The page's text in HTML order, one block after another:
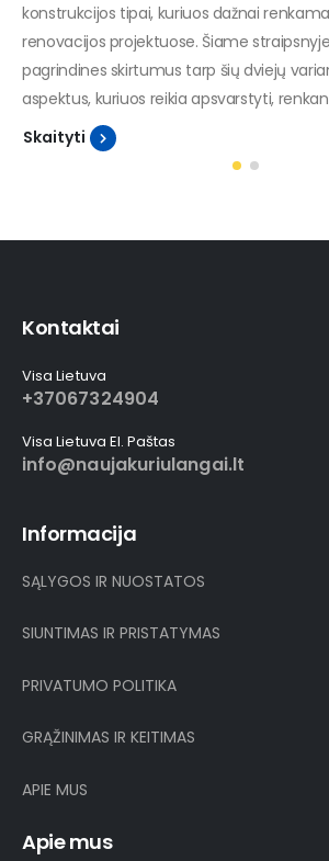
konstrukcijos tipai, kuriuos dažnai
renovacijos projektuose. Šiame
pagrindines skirtumus tarp šių dviejų
aspektus, kuriuos reikia apsvarstyti,
Skaityti
Kontaktai
Visa Lietuva
+37067324904
Visa Lietuva El. Paštas
info@naujakuriulangai.lt
Informacija
SĄLYGOS IR NUOSTATOS
SIUNTIMAS IR PRISTATYMAS
PRIVATUMO POLITIKA
GRĄŽINIMAS IR KEITIMAS
APIE MUS
Apie mus